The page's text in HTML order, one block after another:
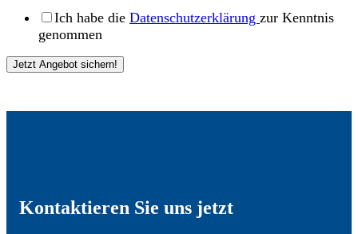
Ich habe die Datenschutzerklärung zur Kenntnis
genommen
Jetzt Angebot sichern!
Kontaktieren Sie uns jetzt